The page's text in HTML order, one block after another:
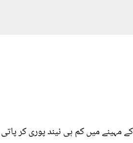
میں کم ہی نیند پوری کر